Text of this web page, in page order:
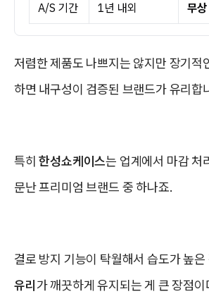
A/S 기간 1년 내외 무
저렴한 제품도 나쁘지는 않지만 장기적
하면 내구성이 검증된 브랜드가 유리합
특히한성쇼케이스는 업계에서 마감 처
문난 프리미엄 브랜드 중 하나죠.
결로 방지 기능이 탁월해서 습도가 높
유리가 깨끗하게 유지되는 게 큰 장점이